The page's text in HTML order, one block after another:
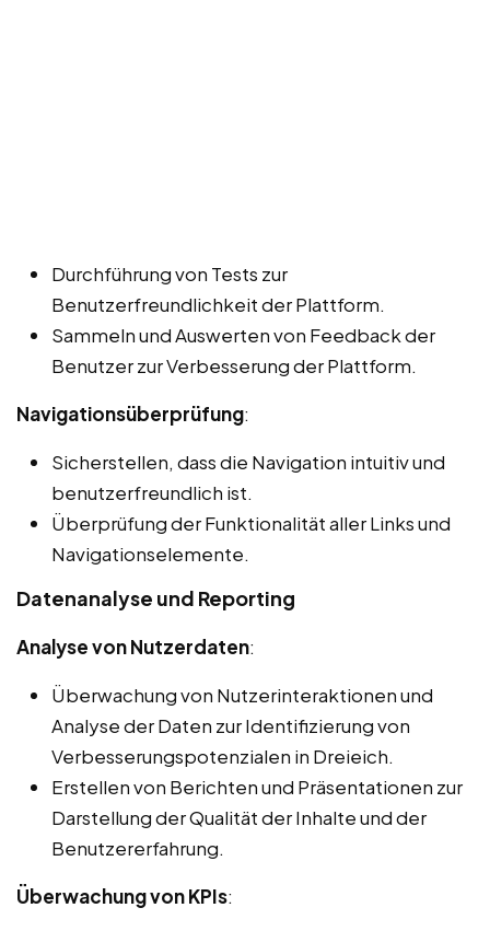
Durchführung von Tests zur
Benutzerfreundlichkeit der Plattform.
Sammeln und Auswerten von Feedback der
Benutzer zur Verbesserung der Plattform.
Navigationsüberprüfung:
Sicherstellen, dass die Navigation intuitiv und
benutzerfreundlich ist.
Überprüfung der Funktionalität aller Links und
Navigationselemente.
Datenanalyse und Reporting
Analyse von Nutzerdaten:
Überwachung von Nutzerinteraktionen und
Analyse der Daten zur Identifizierung von
Verbesserungspotenzialen in Dreieich.
Erstellen von Berichten und Präsentationen zur
Darstellung der Qualität der Inhalte und der
Benutzererfahrung.
Überwachung von KPIs: